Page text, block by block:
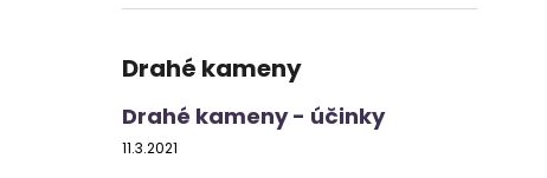
Drahé kameny
Drahé kameny - účinky
11.3.2021